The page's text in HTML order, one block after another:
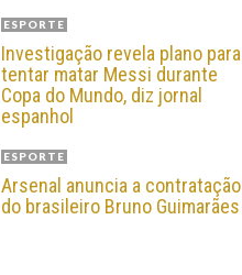
ESPORTE
Investigação revela plano para
tentar matar Messi durante
Copa do Mundo, diz jornal
espanhol
ESPORTE
Arsenal anuncia a contratação
do brasileiro Bruno Guimarães